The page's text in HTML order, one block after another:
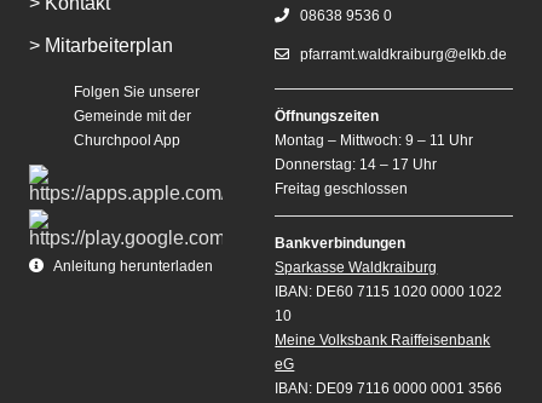
> Mitarbeiterplan
Folgen Sie unserer
Gemeinde mit der
Churchpool App
Anleitung herunterladen
08638 9536 0
pfarramt.waldkraiburg@elkb.de
Öffnungszeiten
Montag – Mittwoch: 9 – 11 Uhr
Donnerstag: 14 – 17 Uhr
Freitag geschlossen
Bankverbindungen
Sparkasse Waldkraiburg
IBAN: DE60 7115 1020 0000 1022
10
Meine Volksbank Raiffeisenbank
eG
IBAN: DE09 7116 0000 0001 3566